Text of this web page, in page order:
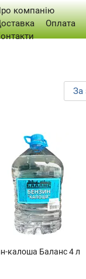
компанію
Оплата
калоша Баланс 4 л